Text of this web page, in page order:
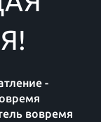
-
вовремя